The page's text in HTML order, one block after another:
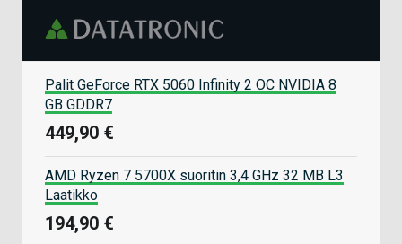
Palit GeForce RTX 5060 Infinity 2 OC NVIDIA 8
GB GDDR7
449,90 €
AMD Ryzen 7 5700X suoritin 3,4 GHz 32 MB L3
Laatikko
194,90 €